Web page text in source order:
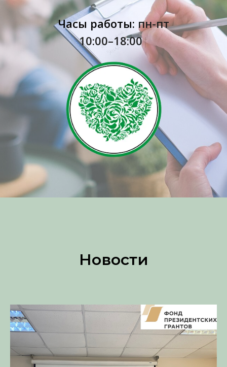
Часы работы: пн-пт
10:00–18:00|
Новости